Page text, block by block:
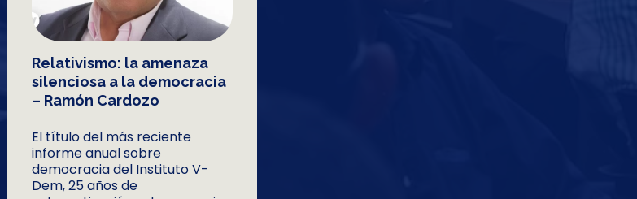
Relativismo: la amenaza
silenciosa a la democracia
– Ramón Cardozo
El título del más reciente
informe anual sobre
democracia del Instituto V-
Dem, 25 años de